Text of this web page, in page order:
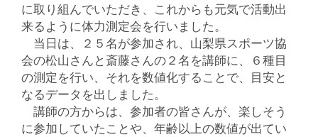
に取り組んでいただき、これからも元気で活動出
来るように体力測定会を行いました。
当日は、２５名が参加され、山梨県スポーツ協
会の松山さんと斎藤さんの２名を講師に、６種目
の測定を行い、それを数値化することで、目安と
なるデータを出しました。
講師の方からは、参加者の皆さんが、楽しそう
に参加していたことや、年齢以上の数値が出てい